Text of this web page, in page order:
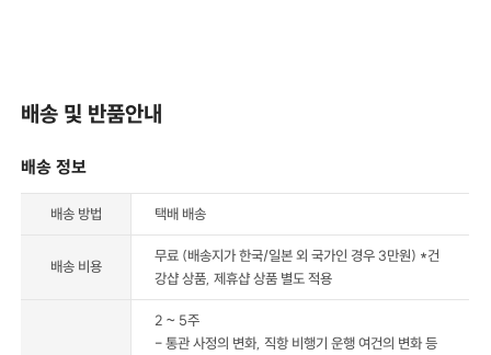
배송 및 반품안내
배송 정보
배송 방법 택배 배송
배송 비용
무료 (배송지가 한국/일본 외 국가인 경우 3만원) *건
강샵 상품, 제휴샵 상품 별도 적용
2 ~ 5주
- 통관 사정의 변화, 직항 비행기 운행 여건의 변화 등